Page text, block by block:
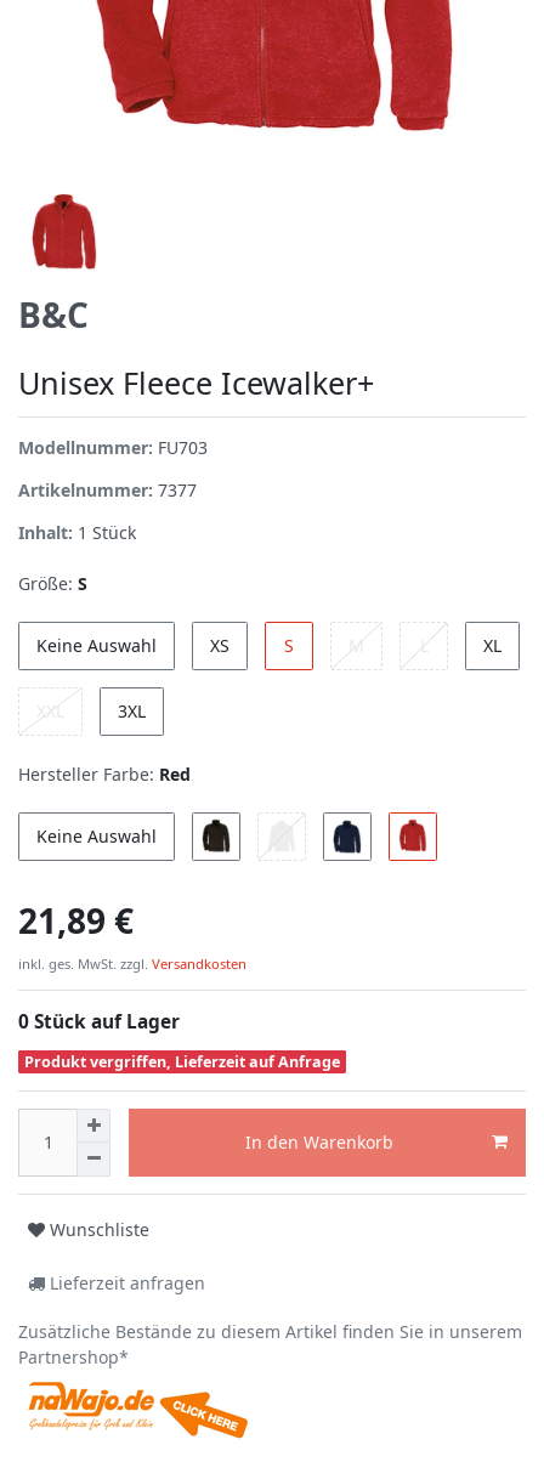
B&C
Unisex Fleece Icewalker+
Modellnummer: FU703
Artikelnummer: 7377
Inhalt: 1 Stück
Größe: S
Keine Auswahl XS S M L XL
XXL 3XL
Hersteller Farbe: Red
Keine Auswahl
21,89 €
inkl. ges. MwSt. zzgl. Versandkosten
0 Stück auf Lager
Produkt vergriffen, Lieferzeit auf Anfrage
In den Warenkorb
Wunschliste
Lieferzeit anfragen
Zusätzliche Bestände zu diesem Artikel finden Sie in unserem
Partnershop*